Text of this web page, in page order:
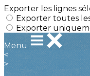
Exporter les lignes
Exporter toutes
Exporter
Menu
<
>